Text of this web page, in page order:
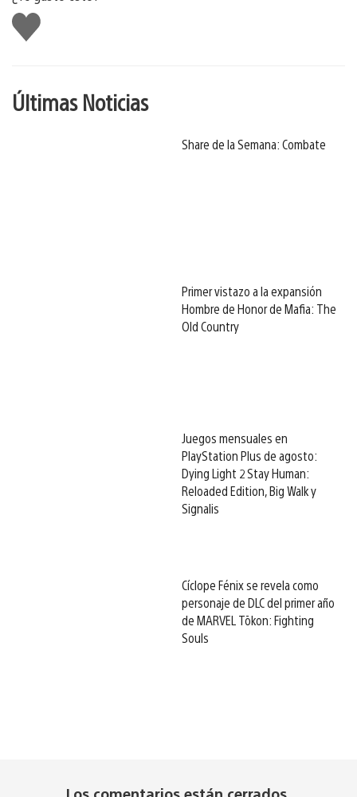
Me
gusta
Últimas Noticias
Share de la Semana: Combate
Primer vistazo a la expansión
Hombre de Honor de Mafia: The
Old Country
Juegos mensuales en
PlayStation Plus de agosto:
Dying Light 2 Stay Human:
Reloaded Edition, Big Walk y
Signalis
Cíclope Fénix se revela como
personaje de DLC del primer año
de MARVEL Tōkon: Fighting
Souls
Los comentarios están cerrados.